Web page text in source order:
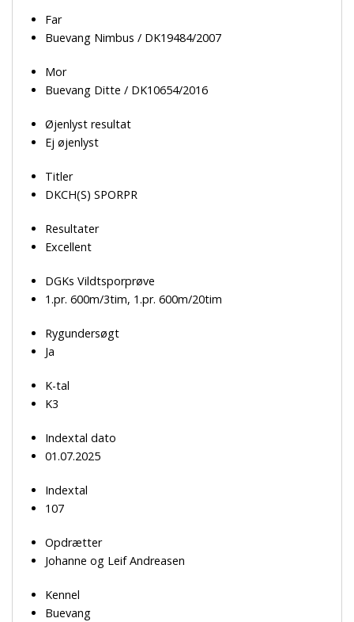
Far
Buevang Nimbus / DK19484/2007
Mor
Buevang Ditte / DK10654/2016
Øjenlyst resultat
Ej øjenlyst
Titler
DKCH(S) SPORPR
Resultater
Excellent
DGKs Vildtsporprøve
1.pr. 600m/3tim, 1.pr. 600m/20tim
Rygundersøgt
Ja
K-tal
K3
Indextal dato
01.07.2025
Indextal
107
Opdrætter
Johanne og Leif Andreasen
Kennel
Buevang